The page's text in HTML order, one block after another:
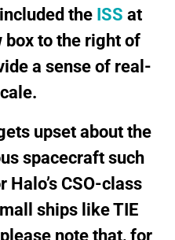
the ISS at
box to the right of
a sense of real-
upset about the
spacecraft such
Halo’s CSO-class
ships like TIE
note that, for